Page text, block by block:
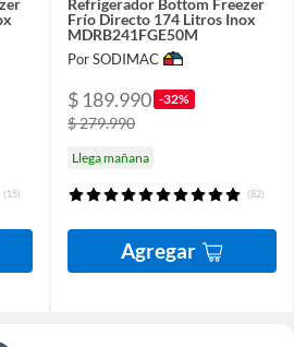
(15)
Refrigerador Bottom Freezer
Frío Directo 174 Litros Inox
MDRB241FGE50M
Por SODIMAC
$ 189.990 -32%
$ 279.990
Llega mañana
(82)
Agregar